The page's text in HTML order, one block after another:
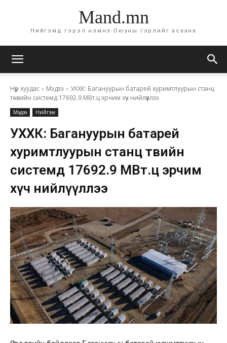
Mand.mn
Нийгэмд гэрэл нэмнэ-Оюуны гэрлийг асаана
Нүүр хуудас Мэдээ
УХХК: Багануурын батарей хуримтлуурын станц
төвийн системд 17692.9 МВт.ц эрчим хүч нийлүүллээ
Мэдээ Нийгэм
УХХК: Багануурын батарей
хуримтлуурын станц төвийн
системд 17692.9 МВт.ц эрчим
хүч нийлүүллээ